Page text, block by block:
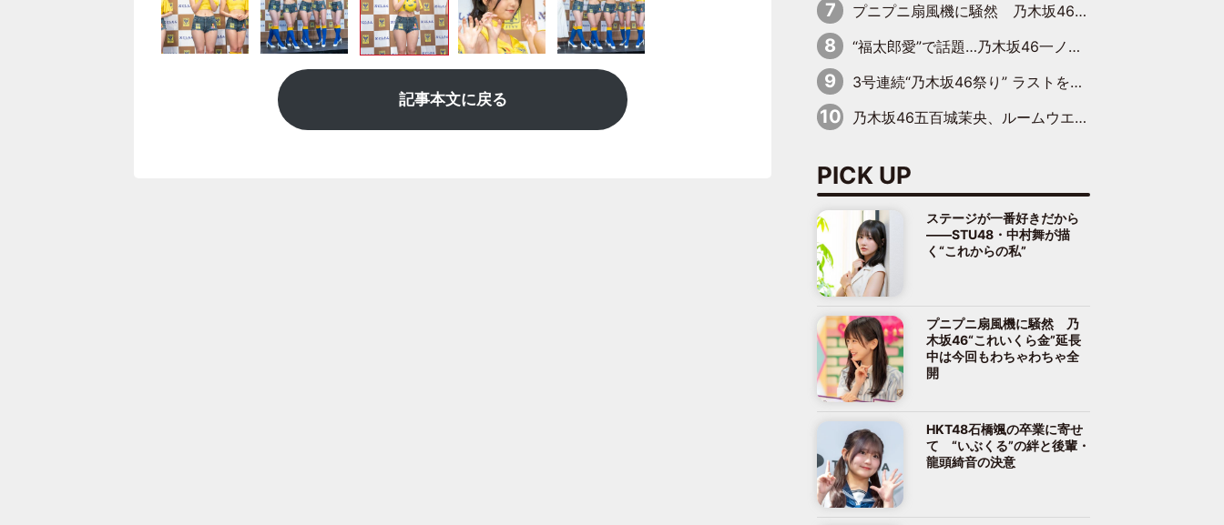
記事本文に戻る
プニプニ扇風機に騒然 乃木坂46“これいくら金”延長中は今回もわちゃわちゃ全開
“福太郎愛”で話題…乃木坂46一ノ瀬美空、地元福岡『めんべい25周年トップサポーター』に就任
3号連続“乃木坂46祭り” ラストを飾るのは賀喜遥香…5年ぶりの登場に「5年分大人になった私を見ていただけたら」
乃木坂46五百城茉央、ルームウエアでリラックス「今回のグラビアを見て成長を感じていただけるとうれしい」
PICK UP
ステージが一番好きだから
――STU48・中村舞が描
く“これからの私”
プニプニ扇風機に騒然 乃
木坂46“これいくら金”延長
中は今回もわちゃわちゃ全
開
HKT48石橋颯の卒業に寄せ
て “いぶくる”の絆と後輩・
龍頭綺音の決意